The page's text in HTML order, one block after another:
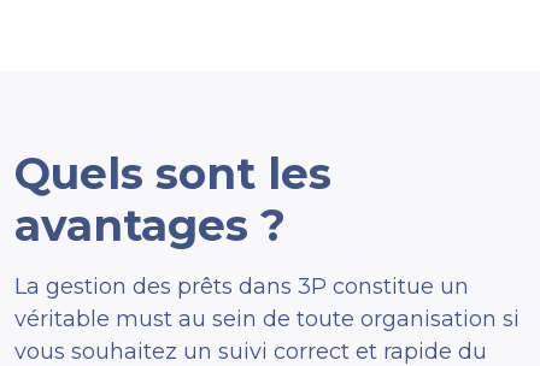
Quels sont les
avantages ?
La gestion des prêts dans 3P constitue un
véritable must au sein de toute organisation si
vous souhaitez un suivi correct et rapide du